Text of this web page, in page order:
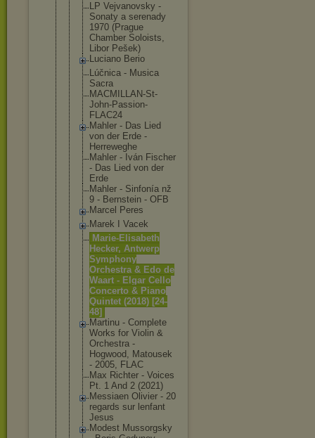
LP Vejvanovsky -
Sonaty a serenady
1970 (Prague
Chamber Soloists,
Libor Pešek)
Luciano Berio
Lúčnica - Musica
Sacra
MACMILLAN-St-
John-Passion-
FLAC24
Mahler - Das Lied
von der Erde -
Herreweghe
Mahler - Iván Fischer
- Das Lied von der
Erde
Mahler - Sinfonía nž
9 - Bernstein - OFB
Marcel Peres
Marek I Vacek
Marie-Elisabeth
Hecker, Antwerp
Symphony
Orchestra & Edo de
Waart - Elgar Cello
Concerto & Piano
Quintet (2018) [24-
48]
Martinu - Complete
Works for Violin &
Orchestra -
Hogwood, Matousek
- 2005, FLAC
Max Richter - Voices
Pt. 1 And 2 (2021)
Messiaen Olivier - 20
regards sur lenfant
Jesus
Modest Mussorgsky